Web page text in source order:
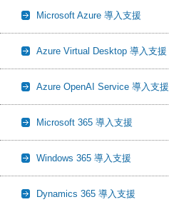
Microsoft Azure 導入支援
Azure Virtual Desktop 導入支援
Azure OpenAI Service 導入支援
Microsoft 365 導入支援
Windows 365 導入支援
Dynamics 365 導入支援